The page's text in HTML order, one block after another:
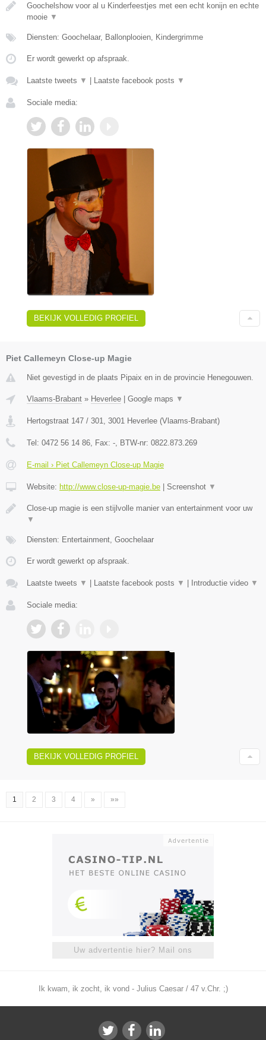
Goochelshow voor al u Kinderfeestjes met een echt konijn en echte
mooie ▼
Diensten: Goochelaar, Ballonplooien, Kindergrimme
Er wordt gewerkt op afspraak.
Laatste tweets ▼ | Laatste facebook posts ▼
Sociale media:
BEKIJK VOLLEDIG PROFIEL
Piet Callemeyn Close-up Magie
Niet gevestigd in de plaats Pipaix en in de provincie Henegouwen.
Vlaams-Brabant » Heverlee Google maps ▼
Hertogstraat 147 / 301, 3001 Heverlee (Vlaams-Brabant)
Tel: 0472 56 14 86, Fax: -, BTW-nr: 0822.873.269
E-mail › Piet Callemeyn Close-up Magie
Website: http://www.close-up-magie.be Screenshot ▼
Close-up magie is een stijlvolle manier van entertainment voor uw
▼
Diensten: Entertainment, Goochelaar
Er wordt gewerkt op afspraak.
Laatste tweets ▼ Laatste facebook posts ▼ Introductie video ▼
Sociale media:
BEKIJK VOLLEDIG PROFIEL
1 2 3 4 » »»
Uw advertentie hier? Mail ons
Ik kwam, ik zocht, ik vond - Julius Caesar / 47 v.Chr. ;)